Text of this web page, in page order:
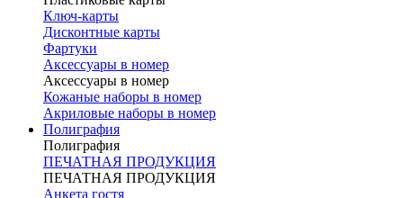
Ключ-карты
Дисконтные карты
Фартуки
Аксессуары в номер
Аксессуары в номер
Кожаные наборы в номер
Акриловые наборы в номер
Полиграфия
Полиграфия
ПЕЧАТНАЯ ПРОДУКЦИЯ
ПЕЧАТНАЯ ПРОДУКЦИЯ
Анкета гостя